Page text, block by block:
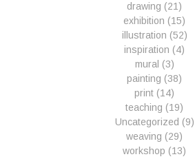
drawing (21)
exhibition (15)
illustration (52)
inspiration (4)
mural (3)
painting (38)
print (14)
teaching (19)
Uncategorized (9)
weaving (29)
workshop (13)